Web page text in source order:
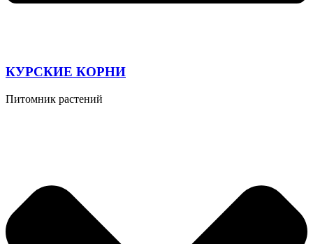
КУРСКИЕ КОРНИ
Питомник растений